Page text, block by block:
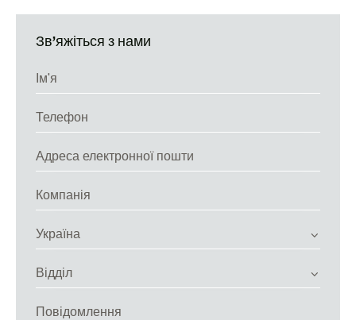
позиції. Однак цей статус не обмежується лише
рослинництвом. Продукція тваринництва Української
держави протягом років набула на міжнародному
ринку репутації якісної, екологічно чистої та
конкурентоспроможної. Експорт тваринницької
продукції з України до Європи став однією з ключових
стратегічних ліній розвитку українського АПК.
Еволюція відносин між нашою країною та
Європейським союзом у цьому напрямку була
сповнена як викликів, так і досягнень. Від адаптації
стандартів і норм безпеки до вдосконалення
технологічного процесу – вітчизняні виробники
показали свою готовність до глибокої інтеграції в
Зв’яжіться з нами